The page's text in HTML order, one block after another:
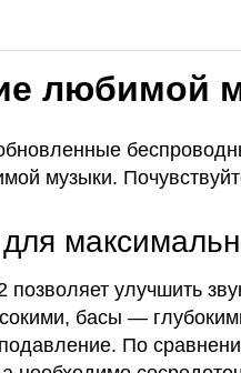
любимой
музыки.
улучшить
басы —
По